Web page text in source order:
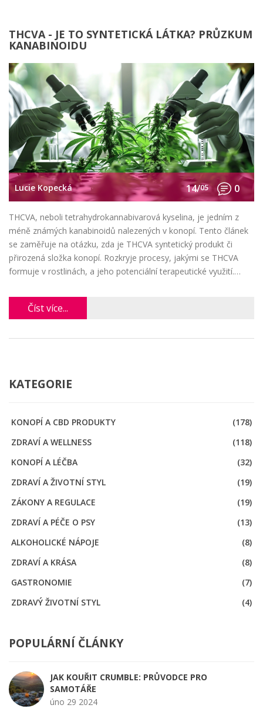
THCVA - JE TO SYNTETICKÁ LÁTKA? PRŮZKUM
KANABINOIDU
Lucie Kopecká 14/05 0
THCVA, neboli tetrahydrokannabivarová kyselina, je jedním z
méně známých kanabinoidů nalezených v konopí. Tento článek
se zaměřuje na otázku, zda je THCVA syntetický produkt či
přirozená složka konopí. Rozkryje procesy, jakými se THCVA
formuje v rostlinách, a jeho potenciální terapeutické využití.
Číst více...
KATEGORIE
KONOPÍ A CBD PRODUKTY
(178)
ZDRAVÍ A WELLNESS
(118)
KONOPÍ A LÉČBA
(32)
ZDRAVÍ A ŽIVOTNÍ STYL
(19)
ZÁKONY A REGULACE
(19)
ZDRAVÍ A PÉČE O PSY
(13)
ALKOHOLICKÉ NÁPOJE
(8)
ZDRAVÍ A KRÁSA
(8)
GASTRONOMIE
(7)
ZDRAVÝ ŽIVOTNÍ STYL
(4)
POPULÁRNÍ ČLÁNKY
JAK KOUŘIT CRUMBLE: PRŮVODCE PRO
SAMOTÁŘE
úno 29 2024